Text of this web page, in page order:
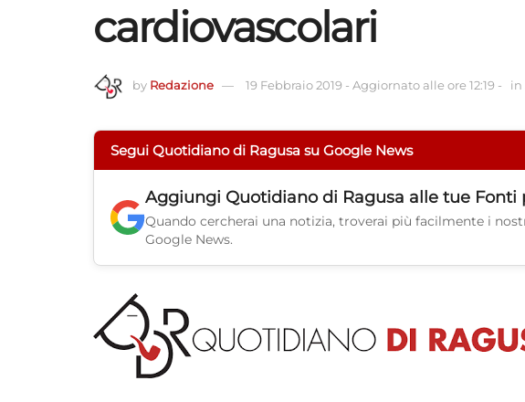
cardiovascolari
by Redazione 19 Febbraio 2019 - Aggiornato alle ore 12:19 - in
Segui Quotidiano di Ragusa su Google News
Aggiungi Quotidiano di Ragusa alle tue Fonti
Quando cercherai una notizia, troverai più facilmente i
Google News.